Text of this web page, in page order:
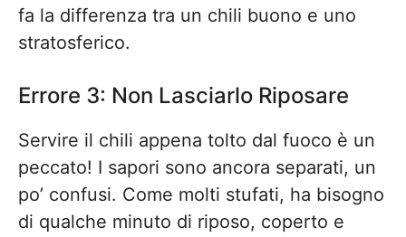
fa la differenza tra un chili buono e uno
stratosferico.
Errore 3: Non Lasciarlo Riposare
Servire il chili appena tolto dal fuoco è un
peccato! I sapori sono ancora separati, un
po’ confusi. Come molti stufati, ha bisogno
di qualche minuto di riposo, coperto e